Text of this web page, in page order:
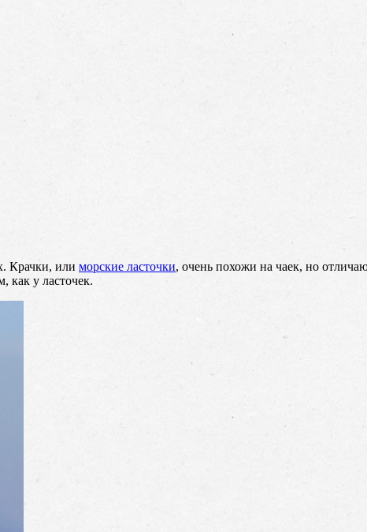
Крачки, или морские ласточки, очень похожи на чаек, но
как у ласточек.